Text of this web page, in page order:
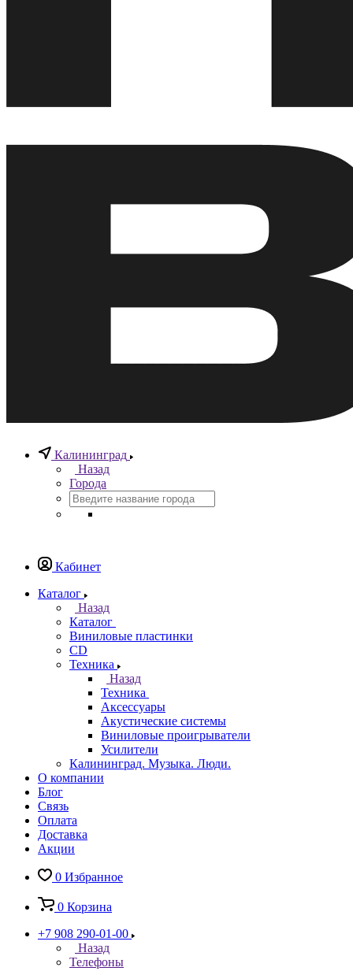
Калининград
Назад
Города
Кабинет
Каталог
Назад
Каталог
Виниловые пластинки
CD
Техника
Назад
Техника
Аксессуары
Акустические системы
Виниловые проигрыватели
Усилители
Калининград. Музыка. Люди.
О компании
Блог
Связь
Оплата
Доставка
Акции
0 Избранное
0 Корзина
+7 908 290-01-00
Назад
Телефоны